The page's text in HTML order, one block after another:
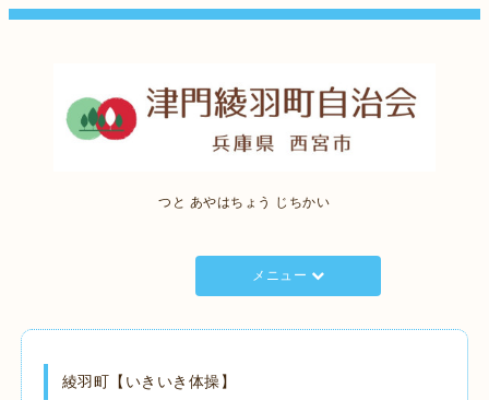
つと あやはちょう じちかい
メニュー
綾羽町【いきいき体操】